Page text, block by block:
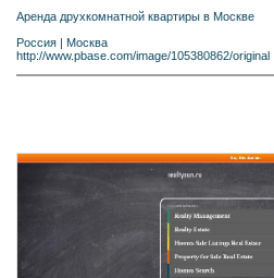
Аренда друхкомнатной квартиры в Москве
Россия
Москва
http://www.pbase.com/image/105380862/original